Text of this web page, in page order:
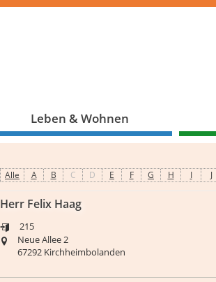
Leben & Wohnen
Alle A B C D E F G H I J
Herr Felix Haag
215
Neue Allee 2
67292 Kirchheimbolanden